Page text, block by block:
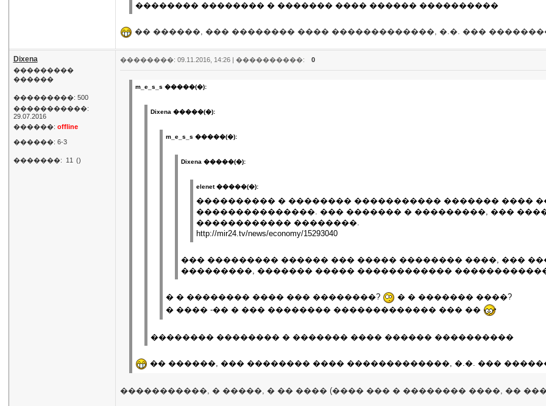
�������� �������� � ������� ���� ������ ����������
�� ������, ��� �������� ���� �������������, �.�. ���
Dixena
���������
������
���������: 500
�����������:
29.07.2016
������: offline
������: 6-3
�������: 11 ()
��������: 09.11.2016, 14:26 | ����������: 0
m_e_s_s �����(�):
Dixena �����(�):
m_e_s_s �����(�):
Dixena �����(�):
elenet �����(�):
���������� � �������� ����������� ������� ����
���������������. ��� ������� � ���������, ���
������������ ��������.
http://mir24.tv/news/economy/15293040
��� ��������� ������ ��� ����� �������� ����, ���
���������, ������� ����� ������������
� � �������� ���� ��� ��������?
� � ������� ����?
� ���� -�� � ��� �������� ������������� ��� ��
�������� �������� � ������� ���� ������ ����������
�� ������, ��� �������� ���� �������������, �.�. ���
�����������, � �����, � �� ���� (���� ��� � �������� ����, ��